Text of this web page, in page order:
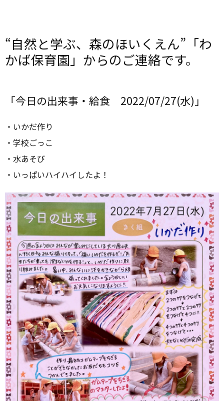
“自然と学ぶ、森のほいくえん”「わ
かば保育園」からのご連絡です。
「今日の出来事・給食 2022/07/27(水)」
・いかだ作り
・学校ごっこ
・水あそび
・いっぱいハイハイしたよ！